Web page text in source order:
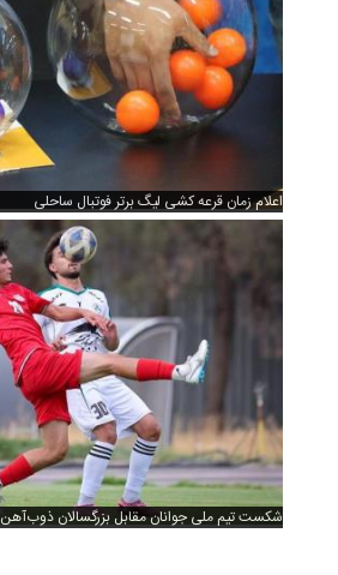
اعلام زمان قرعه کشی لیگ برتر فوتبال ساحلی
شکست تیم ملی جوانان مقابل بزرگسالان ذوب‌آهن